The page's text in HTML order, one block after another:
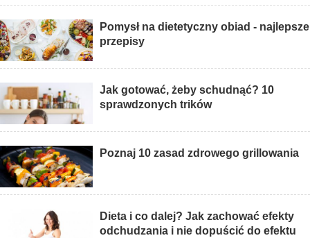
Pomysł na dietetyczny obiad - najlepsze
przepisy
Jak gotować, żeby schudnąć? 10
sprawdzonych trików
Poznaj 10 zasad zdrowego grillowania
Dieta i co dalej? Jak zachować efekty
odchudzania i nie dopuścić do efektu